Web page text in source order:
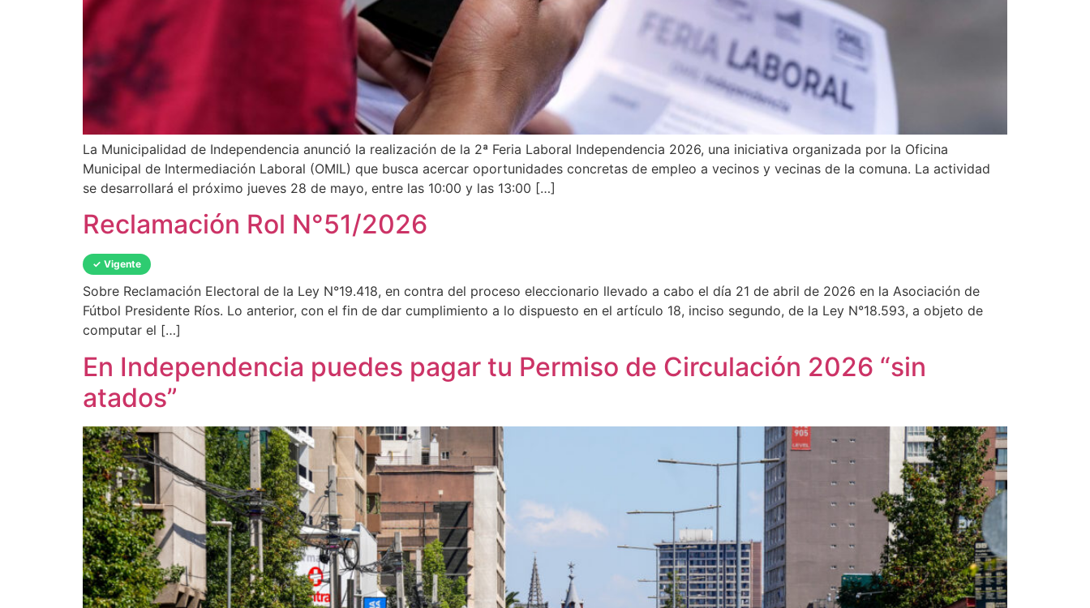
La Municipalidad de Independencia anunció la realización de la 2ª Feria Laboral Independencia 2026, una iniciativa organizada por la Oficina
Municipal de Intermediación Laboral (OMIL) que busca acercar oportunidades concretas de empleo a vecinos y vecinas de la comuna. La actividad
se desarrollará el próximo jueves 28 de mayo, entre las 10:00 y las 13:00 […]
Reclamación Rol N°51/2026
✓ Vigente
Sobre Reclamación Electoral de la Ley N°19.418, en contra del proceso eleccionario llevado a cabo el día 21 de abril de 2026 en la Asociación de
Fútbol Presidente Ríos. Lo anterior, con el fin de dar cumplimiento a lo dispuesto en el artículo 18, inciso segundo, de la Ley N°18.593, a objeto de
computar el […]
En Independencia puedes pagar tu Permiso de Circulación 2026 “sin
atados”